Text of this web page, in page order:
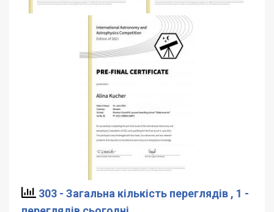
303 - Загальна кількість переглядів , 1 -